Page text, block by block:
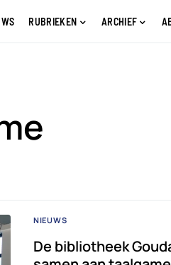
RUBRIEKEN ARCHIEF
NIEUWS
De bibliotheek